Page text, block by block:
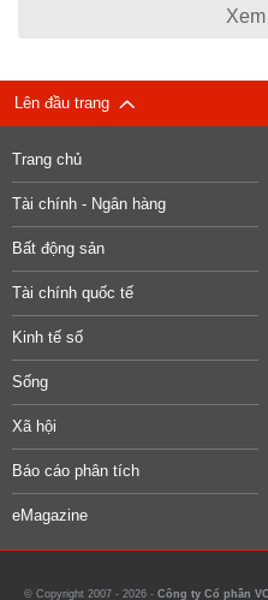
Lên đầu trang
Trang chủ
Tài chính - Ngân hàng
Bất động sản
Tài chính quốc tế
Kinh tế số
Sống
Xã hội
Báo cáo phân tích
eMagazine
© Copyright 2007 - 2026 - Công ty Cổ phần